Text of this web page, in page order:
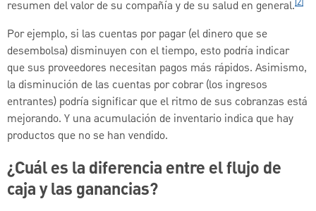
resumen del valor de su compañía y de su salud en general.
Por ejemplo, si las cuentas por pagar (el dinero que se
desembolsa) disminuyen con el tiempo, esto podría indicar
que sus proveedores necesitan pagos más rápidos. Asimismo,
la disminución de las cuentas por cobrar (los ingresos
entrantes) podría significar que el ritmo de sus cobranzas está
mejorando. Y una acumulación de inventario indica que hay
productos que no se han vendido.
¿Cuál es la diferencia entre el flujo de
caja y las ganancias?